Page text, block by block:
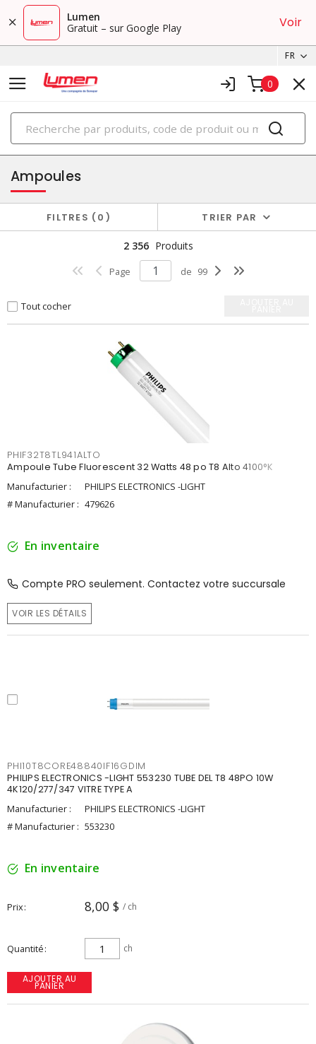
Lumen
Gratuit – sur Google Play
Voir
FR
0
PRODUITS
éclairage
Ampoules
FILTRES 0 TRIER PAR
2 356 Produits
Page de 99
Tout cocher
PHIF32T8TL941ALTO
Ampoule Tube Fluorescent 32 Watts 48 po T8 Alto 4100°K
Manufacturier :
PHILIPS ELECTRONICS -LIGHT
# Manufacturier : 479626
En inventaire
Compte PRO seulement. Contactez votre succursale
VOIR LES DÉTAILS
PHI10T8CORE48840IF16GDIM
PHILIPS ELECTRONICS -LIGHT 553230 TUBE DEL T8 48PO 10W
4K120/277/347 VITRE TYPE A
Manufacturier :
PHILIPS ELECTRONICS -LIGHT
# Manufacturier : 553230
En inventaire
Prix 8,00 $ / ch
Quantité ch
AJOUTER AU
PANIER